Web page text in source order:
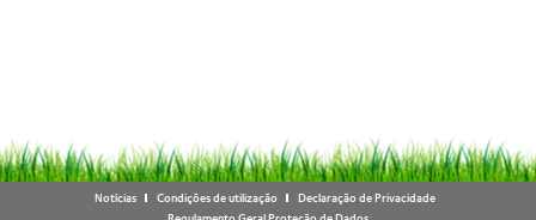
Notícias Condições de utilização
Declaração de Privacidade